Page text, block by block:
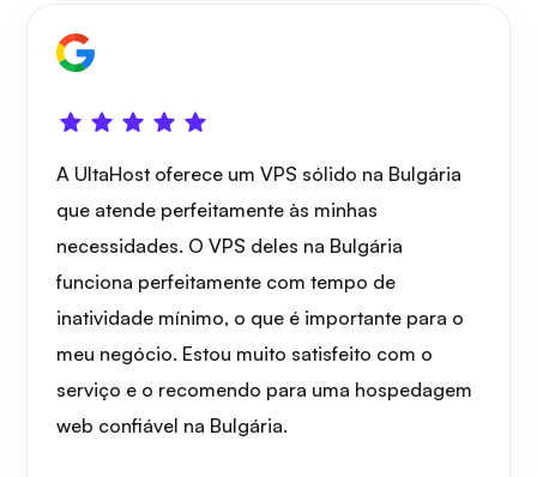
Portainer
Grafana
A UltaHost oferece um VPS sólido na Bulgária
que atende perfeitamente às minhas
necessidades. O VPS deles na Bulgária
funciona perfeitamente com tempo de
inatividade mínimo, o que é importante para o
meu negócio. Estou muito satisfeito com o
serviço e o recomendo para uma hospedagem
web confiável na Bulgária.